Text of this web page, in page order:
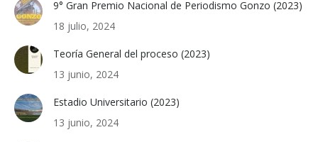
9° Gran Premio Nacional de Periodismo Gonzo (2023)
18 julio, 2024
Teoría General del proceso (2023)
13 junio, 2024
Estadio Universitario (2023)
13 junio, 2024